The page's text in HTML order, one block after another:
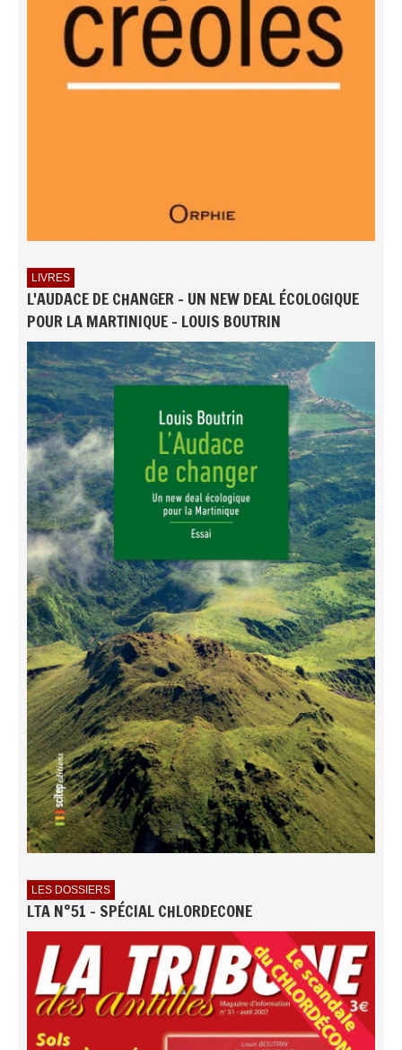
LIVRES
L'AUDACE DE CHANGER - UN NEW DEAL ÉCOLOGIQUE
POUR LA MARTINIQUE - LOUIS BOUTRIN
LES DOSSIERS
LTA N°51 - SPÉCIAL CHLORDECONE